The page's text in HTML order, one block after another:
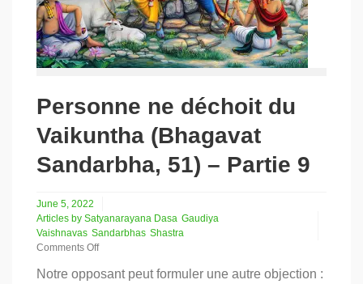
Personne ne déchoit du
Vaikuntha (Bhagavat
Sandarbha, 51) – Partie 9
June 5, 2022
Articles by Satyanarayana Dasa Gaudiya
Vaishnavas Sandarbhas Shastra
Comments Off
Personne
Notre opposant peut formuler une autre objection :